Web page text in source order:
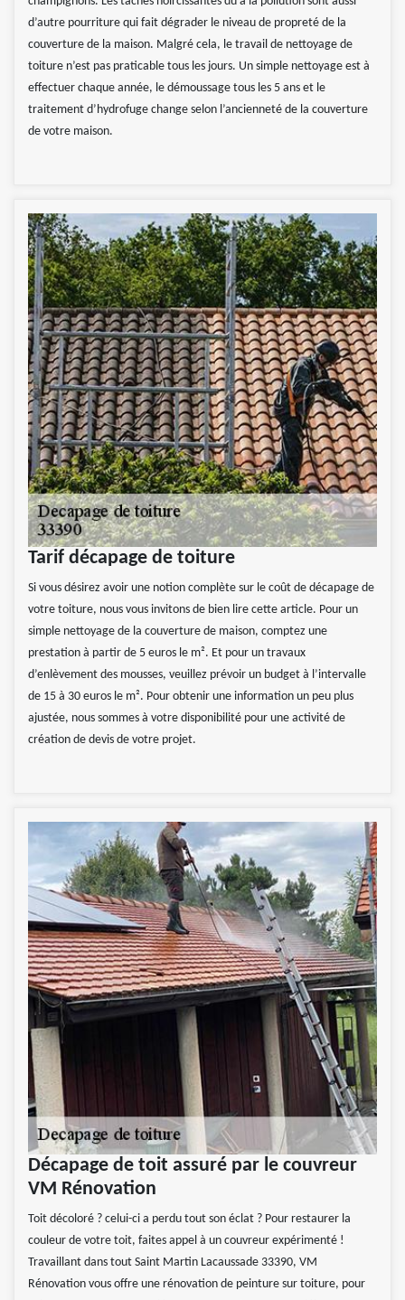
d’autre pourriture qui fait dégrader le niveau de propreté de la
couverture de la maison. Malgré cela, le travail de nettoyage de
toiture n’est pas praticable tous les jours. Un simple nettoyage est à
effectuer chaque année, le démoussage tous les 5 ans et le
traitement d’hydrofuge change selon l’ancienneté de la couverture
de votre maison.
Tarif décapage de toiture
Si vous désirez avoir une notion complète sur le coût de décapage de
votre toiture, nous vous invitons de bien lire cette article. Pour un
simple nettoyage de la couverture de maison, comptez une
prestation à partir de 5 euros le m². Et pour un travaux
d’enlèvement des mousses, veuillez prévoir un budget à l’intervalle
de 15 à 30 euros le m². Pour obtenir une information un peu plus
ajustée, nous sommes à votre disponibilité pour une activité de
création de devis de votre projet.
Décapage de toit assuré par le couvreur
VM Rénovation
Toit décoloré ? celui-ci a perdu tout son éclat ? Pour restaurer la
couleur de votre toit, faites appel à un couvreur expérimenté !
Travaillant dans tout Saint Martin Lacaussade 33390, VM
Rénovation vous offre une rénovation de peinture sur toiture, pour